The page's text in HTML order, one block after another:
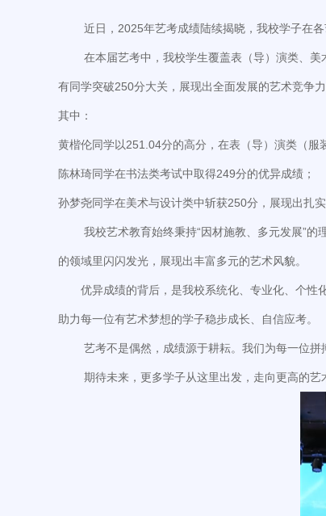
近日，2025年艺考成绩陆续揭晓，我校学子在各
在本届艺考中，我校学生覆盖表（导）演类、美
有同学突破250分大关，展现出全面发展的艺术竞争力
其中：
黄楷伦同学以251.04分的高分，在表（导）演类（服
陈林琦同学在书法类考试中取得249分的优异成绩；
孙梦尧同学在美术与设计类中斩获250分，展现出扎
我校艺术教育始终秉持“因材施教、多元发展”的
的领域里闪闪发光，展现出丰富多元的艺术风貌。
优异成绩的背后，是我校系统化、专业化、个性化
助力每一位有艺术梦想的学子稳步成长、自信应考。
艺考不是偶然，成绩源于耕耘。我们为每一位拼
期待未来，更多学子从这里出发，走向更高的艺